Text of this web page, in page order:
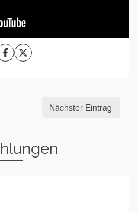
Nächster Eintrag